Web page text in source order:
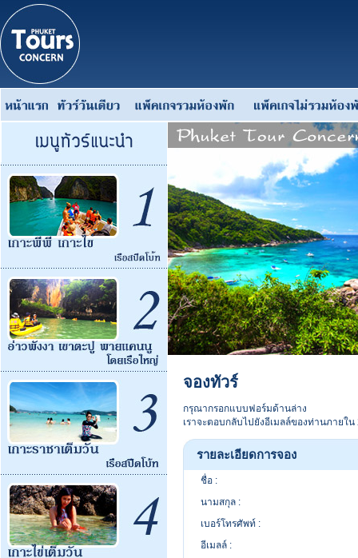
จองทัวร์
กรุณากรอกแบบฟอร์มด้านล่าง
เราจะตอบกลับไปยังอีเมลล์ของท่านภายใ
รายละเอียดการจอง
ชื่อ :
นามสกุล :
เบอร์โทรศัพท์ :
อีเมลล์ :